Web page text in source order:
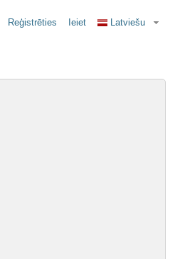
Reģistrēties Ieiet Latviešu